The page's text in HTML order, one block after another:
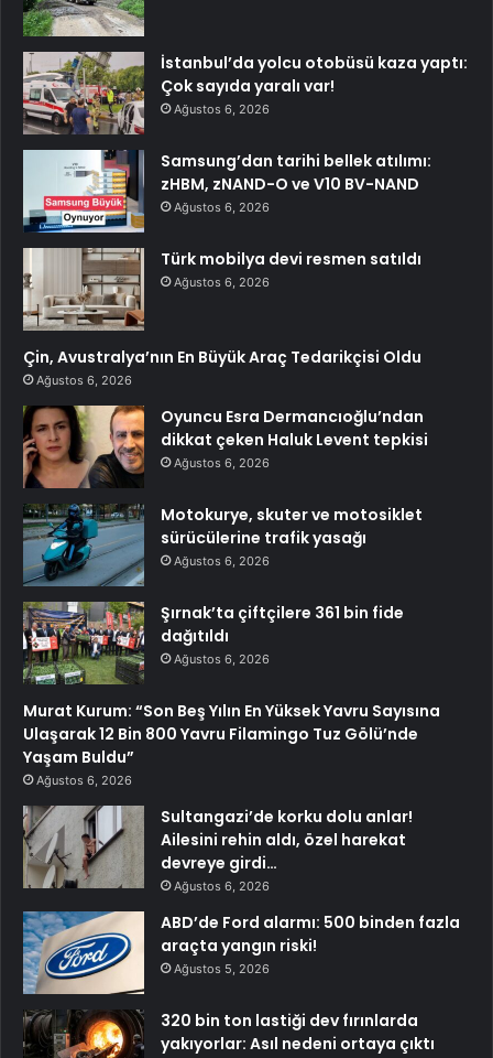
İstanbul’da yolcu otobüsü kaza yaptı:
Çok sayıda yaralı var!
Ağustos 6, 2026
Samsung’dan tarihi bellek atılımı:
zHBM, zNAND-O ve V10 BV-NAND
Ağustos 6, 2026
Türk mobilya devi resmen satıldı
Ağustos 6, 2026
Çin, Avustralya’nın En Büyük Araç Tedarikçisi Oldu
Ağustos 6, 2026
Oyuncu Esra Dermancıoğlu’ndan
dikkat çeken Haluk Levent tepkisi
Ağustos 6, 2026
Motokurye, skuter ve motosiklet
sürücülerine trafik yasağı
Ağustos 6, 2026
Şırnak’ta çiftçilere 361 bin fide
dağıtıldı
Ağustos 6, 2026
Murat Kurum: “Son Beş Yılın En Yüksek Yavru Sayısına
Ulaşarak 12 Bin 800 Yavru Filamingo Tuz Gölü’nde
Yaşam Buldu”
Ağustos 6, 2026
Sultangazi’de korku dolu anlar!
Ailesini rehin aldı, özel harekat
devreye girdi…
Ağustos 6, 2026
ABD’de Ford alarmı: 500 binden fazla
araçta yangın riski!
Ağustos 5, 2026
320 bin ton lastiği dev fırınlarda
yakıyorlar: Asıl nedeni ortaya çıktı